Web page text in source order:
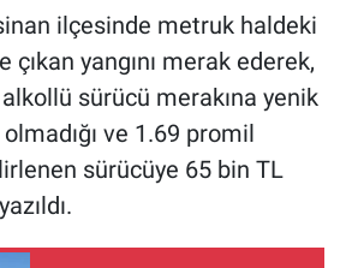
ilçesinde metruk haldeki
yangını merak ederek,
sürücü merakına yenik
ve 1.69 promil
sürücüye 65 bin TL